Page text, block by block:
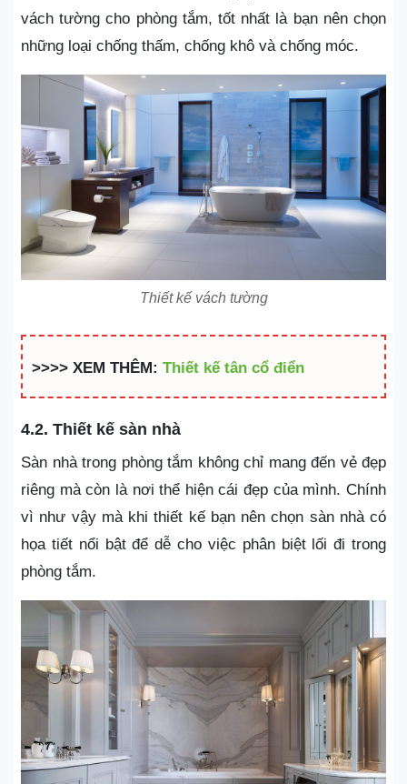
vách tường cho phòng tắm, tốt nhất là bạn nên chọn
những loại chống thấm, chống khô và chống móc.
Thiết kế vách tường
>>>> XEM THÊM: Thiết kế tân cổ điển
4.2. Thiết kế sàn nhà
Sàn nhà trong phòng tắm không chỉ mang đến vẻ đẹp
riêng mà còn là nơi thể hiện cái đẹp của mình. Chính
vì như vậy mà khi thiết kế bạn nên chọn sàn nhà có
họa tiết nổi bật để dễ cho việc phân biệt lối đi trong
phòng tắm.